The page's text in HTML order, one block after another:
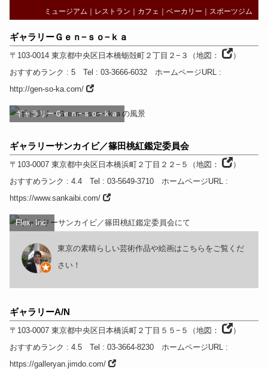
ミュージアム レストラン カフェ ｜ベーカリー スポーツジム
ギャラリーＧｅｎ−ｓｏ−ｋａ
〒103-0014 東京都中央区日本橋蛎殻町２丁目２−３ （地図：
）
おすすめランク : 5 Tel : 03-3666-6032 ホームページURL:
http://gen-so-ka.com/
ギャラリーＧｅｎ−ｓｏ−ｋａ
ギャラリーサンカイビ／篠田桃紅鑑定委員会
〒103-0007 東京都中央区日本橋浜町２丁目２２−５ （地図：
）
おすすめランク : 4.4 Tel : 03-5649-3710 ホームページURL:
https://www.sankaibi.com/
Flex, Inc.
東京の素晴らしい芸術作品や絵画はこちらをご覧くだ
さい！
ギャラリーA/N
〒103-0007 東京都中央区日本橋浜町２丁目５５−５ （地図：
）
おすすめランク : 4.5 Tel : 03-3664-8230 ホームページURL:
https://galleryan.jimdo.com/